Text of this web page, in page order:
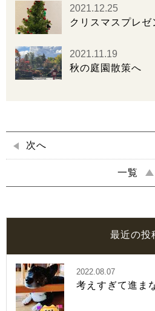
2021.12.25
クリスマスプレゼ
2021.11.19
秋の庭園散策へ
次へ
一覧
最近の投
2022.08.07
考えすぎて進